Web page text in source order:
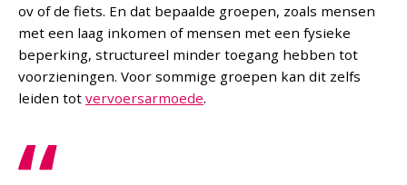
ov of de fiets. En dat bepaalde groepen, zoals mensen
met een laag inkomen of mensen met een fysieke
beperking, structureel minder toegang hebben tot
voorzieningen. Voor sommige groepen kan dit zelfs
leiden totvervoersarmoede.